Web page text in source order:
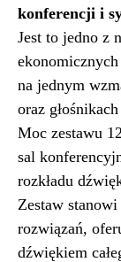
konferencji i
Jest to jedno z
na jednym
oraz
Moc zestawu
sal
rozkładu
Zestaw
rozwiązań,
dźwiękiem